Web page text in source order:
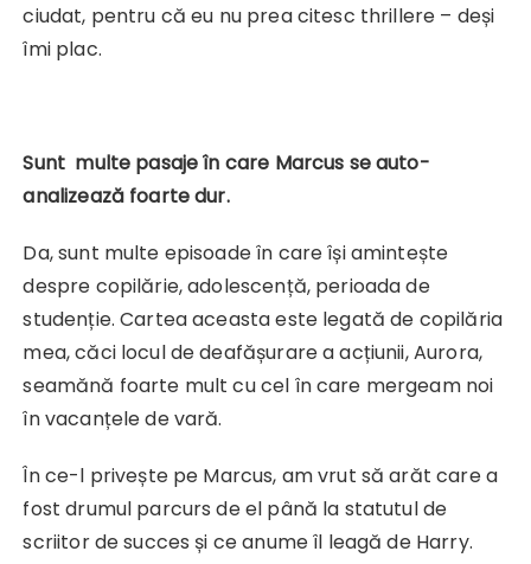
ciudat, pentru că eu nu prea citesc thrillere – deși
îmi plac.
Sunt multe pasaje în care Marcus se auto-
analizează foarte dur.
Da, sunt multe episoade în care își amintește
despre copilărie, adolescență, perioada de
studenție. Cartea aceasta este legată de copilăria
mea, căci locul de deafășurare a acțiunii, Aurora,
seamănă foarte mult cu cel în care mergeam noi
în vacanțele de vară.
În ce-l privește pe Marcus, am vrut să arăt care a
fost drumul parcurs de el până la statutul de
scriitor de succes și ce anume îl leagă de Harry.